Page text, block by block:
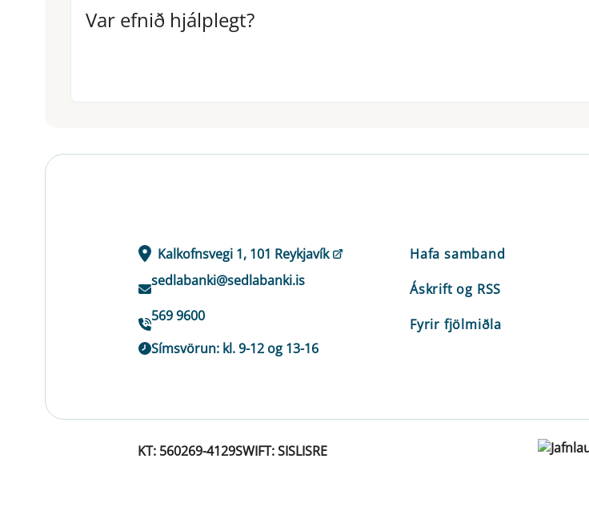
Var efnið hjálplegt?
Var efnið hjálplegt?
Kalkofnsvegi 1, 101 Reykjavík
sedlabanki@sedlabanki.is
569 9600
Símsvörun: kl. 9-12 og 13-16
Hafa samband
Áskrift og RSS
Fyrir fjölmiðla
KT: 560269-4129SWIFT: SISLISRE